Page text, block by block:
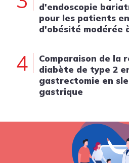
d'endoscopie
pour les patients
d'obésité modérée
4
Comparaison de la
diabète de type 2
gastrectomie en
gastrique